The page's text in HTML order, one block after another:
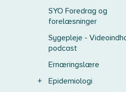
SYO Foredrag og
forelæsninger
Sygepleje -
podcast
Ernæringslære
+
Epidemiologi